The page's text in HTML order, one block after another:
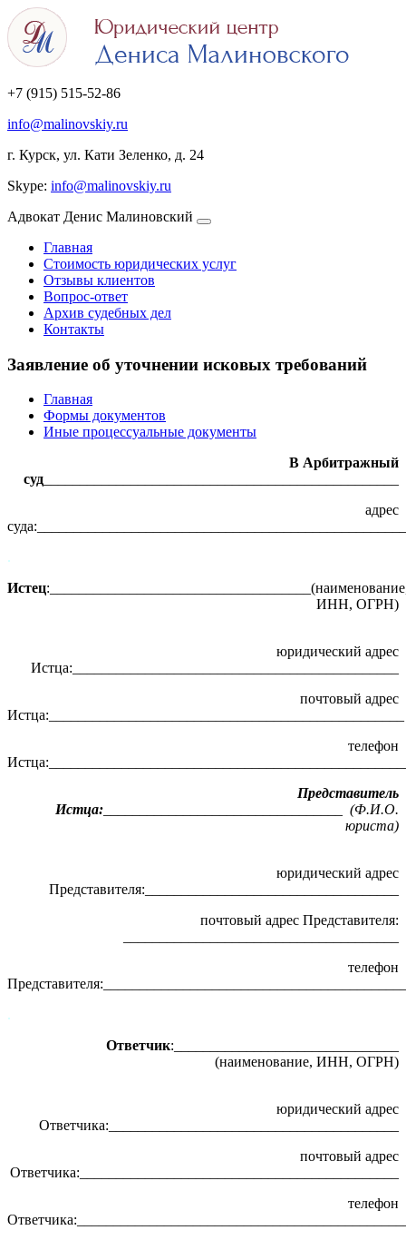
+7 (915) 515-52-86
info@malinovskiy.ru
г. Курск, ул. Кати Зеленко, д. 24
Skype: info@malinovskiy.ru
Адвокат Денис Малиновский
Главная
Стоимость юридических услуг
Отзывы клиентов
Вопрос-ответ
Архив судебных дел
Контакты
Заявление об уточнении исковых требований
Главная
Формы документов
Иные процессуальные документы
В Арбитражный
суд
адрес
.
Истец
ИНН, ОГРН)
юридический адрес
Истца:_____________________________________________
почтовый адрес
Истца:_________________________________________________
телефон
Представитель
Истца: _________________________________ (Ф.И.О.
юриста)
юридический адрес
Представителя:___________________________________
почтовый адрес Представителя:
телефон
.
Ответчик:_______________________________
(наименование, ИНН, ОГРН)
юридический адрес
Ответчика:________________________________________
почтовый адрес
Ответчика:____________________________________________
телефон